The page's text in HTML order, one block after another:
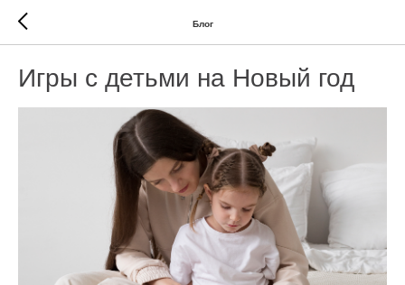
Блог
Игры с детьми на Новый год